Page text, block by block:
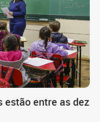
estão entre as dez